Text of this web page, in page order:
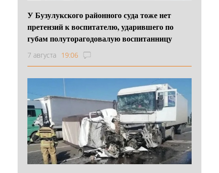
У Бузулукского районного суда тоже нет
претензий к воспитателю, ударившего по
губам полуторагодовалую воспитанницу
7 августа 19:06